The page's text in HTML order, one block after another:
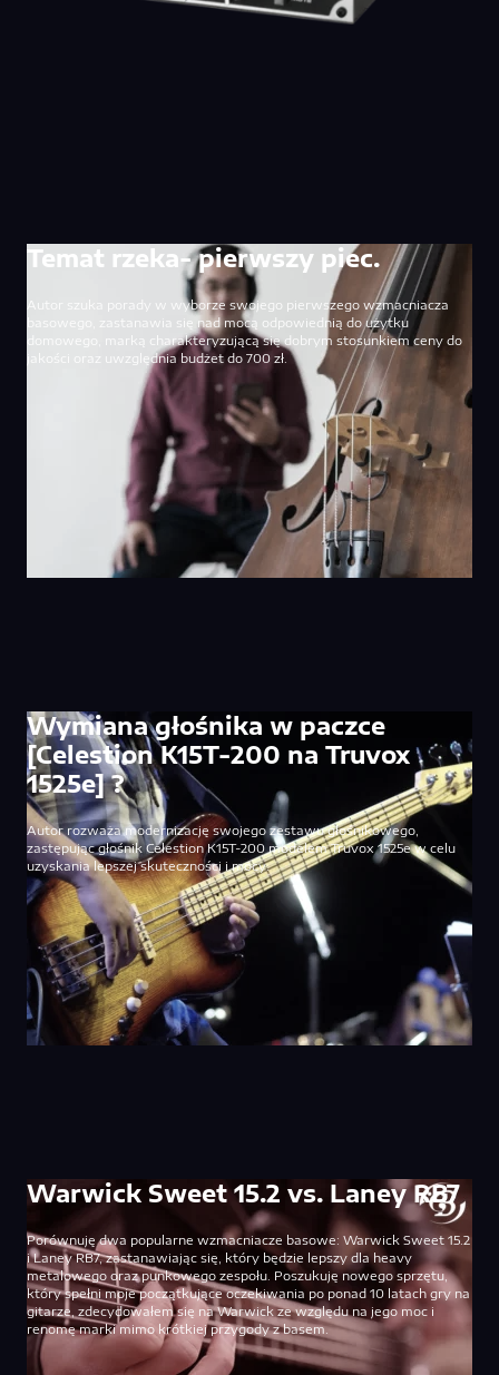
Temat rzeka- pierwszy piec.
Autor szuka porady w wyborze swojego pierwszego wzmacniacza
basowego, zastanawia się nad mocą odpowiednią do użytku
domowego, marką charakteryzującą się dobrym stosunkiem ceny do
jakości oraz uwzględnia budżet do 700 zł.
Wymiana głośnika w paczce
[Celestion K15T-200 na Truvox
1525e] ?
Autor rozważa modernizację swojego zestawu głośnikowego,
zastępując głośnik Celestion K15T-200 modelem Truvox 1525e w celu
uzyskania lepszej skuteczności i mocy.
Warwick Sweet 15.2 vs. Laney RB7
Porównuję dwa popularne wzmacniacze basowe: Warwick Sweet 15.2
i Laney RB7, zastanawiając się, który będzie lepszy dla heavy
metalowego oraz punkowego zespołu. Poszukuję nowego sprzętu,
który spełni moje początkujące oczekiwania po ponad 10 latach gry na
gitarze, zdecydowałem się na Warwick ze względu na jego moc i
renomę marki mimo krótkiej przygody z basem.